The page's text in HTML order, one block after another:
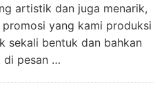
artistik dan juga menarik,
yang kami produksi
sekali bentuk dan bahkan
di pesan …